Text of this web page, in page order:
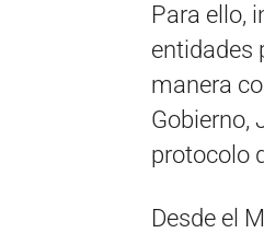
Para ello,
entidades
manera
Gobierno,
protocolo
Desde el